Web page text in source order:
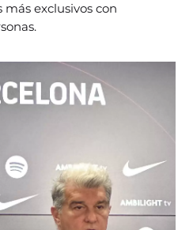
más exclusivos con